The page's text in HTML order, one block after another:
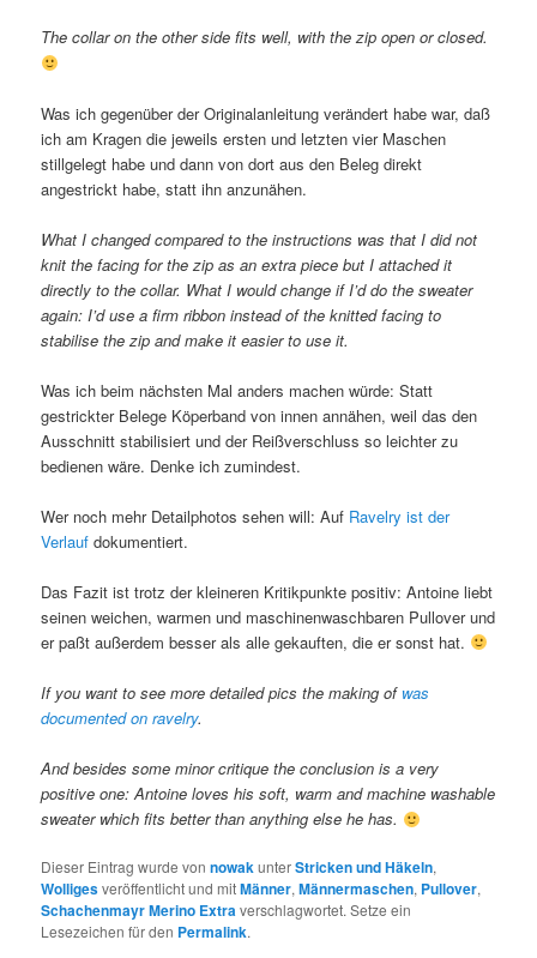
The collar on the other side fits well, with the zip open or closed.
Was ich gegenüber der Originalanleitung verändert habe war, daß
ich am Kragen die jeweils ersten und letzten vier Maschen
stillgelegt habe und dann von dort aus den Beleg direkt
angestrickt habe, statt ihn anzunähen.
What I changed compared to the instructions was that I did not
knit the facing for the zip as an extra piece but I attached it
directly to the collar. What I would change if I’d do the sweater
again: I’d use a firm ribbon instead of the knitted facing to
stabilise the zip and make it easier to use it.
Was ich beim nächsten Mal anders machen würde: Statt
gestrickter Belege Köperband von innen annähen, weil das den
Ausschnitt stabilisiert und der Reißverschluss so leichter zu
bedienen wäre. Denke ich zumindest.
Wer noch mehr Detailphotos sehen will: Auf Ravelry ist der
Verlauf dokumentiert.
Das Fazit ist trotz der kleineren Kritikpunkte positiv: Antoine liebt
seinen weichen, warmen und maschinenwaschbaren Pullover und
er paßt außerdem besser als alle gekauften, die er sonst hat.
If you want to see more detailed pics the making of was
documented on ravelry.
And besides some minor critique the conclusion is a very
positive one: Antoine loves his soft, warm and machine washable
sweater which fits better than anything else he has.
Dieser Eintrag wurde vonnowakunterStricken und Häkeln,
Wolligesveröffentlicht und mitMänner,Männermaschen, Pullover,
Schachenmayr Merino Extraverschlagwortet. Setze ein
Lesezeichen für den Permalink.